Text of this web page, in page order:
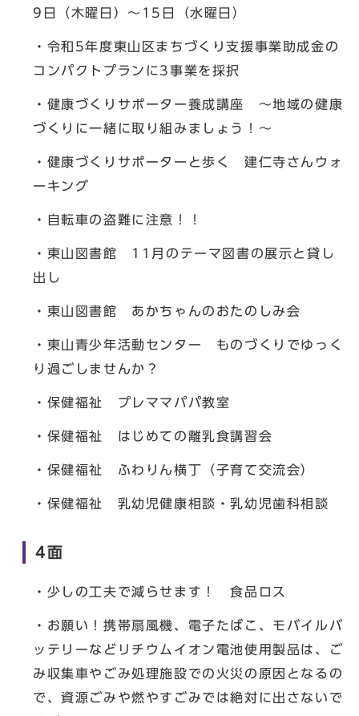
9日（木曜日）～15日（水曜日）
・令和5年度東山区まちづくり支援事業助成金の
コンパクトプランに3事業を採択
・健康づくりサポーター養成講座 ～地域の健康
づくりに一緒に取り組みましょう！～
・健康づくりサポーターと歩く 建仁寺さんウォ
ーキング
・自転車の盗難に注意！！
・東山図書館 11月のテーマ図書の展示と貸し
出し
・東山図書館 あかちゃんのおたのしみ会
・東山青少年活動センター ものづくりでゆっく
り過ごしませんか？
・保健福祉 プレママパパ教室
・保健福祉 はじめての離乳食講習会
・保健福祉 ふわりん横丁（子育て交流会）
・保健福祉 乳幼児健康相談・乳幼児歯科相談
4面
・少しの工夫で減らせます！ 食品ロス
・お願い！携帯扇風機、電子たばこ、モバイルバ
ッテリーなどリチウムイオン電池使用製品は、ご
み収集車やごみ処理施設での火災の原因となるの
で、資源ごみや燃やすごみでは絶対に出さないで